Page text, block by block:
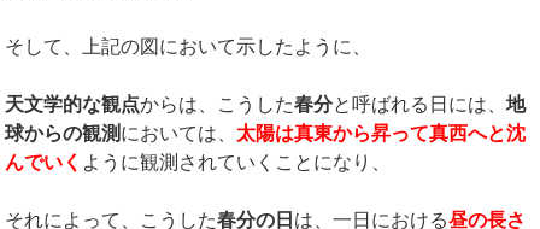
そして、上記の図において示したように、
天文学的な観点からは、こうした春分と呼ばれる日には、地
球からの観測 においては、 太陽は真東から昇って真西へと沈
んでいく ように観測されていくことになり、
それによって、こうした春分の日 は、一日における昼の長さ